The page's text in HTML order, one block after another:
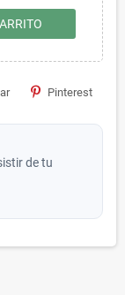
Pinterest
de tu